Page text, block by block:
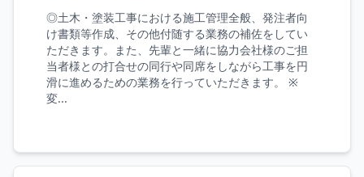
◎土木・塗装工事における施工管理全般、発注者向
け書類等作成、その他付随する業務の補佐をしてい
ただきます。また、先輩と一緒に協力会社様のご担
当者様との打合せの同行や同席をしながら工事を円
滑に進めるための業務を行っていただきます。 ※
変...